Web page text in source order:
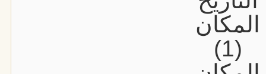
المكان
(1)